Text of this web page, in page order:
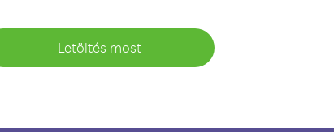
Letöltés most